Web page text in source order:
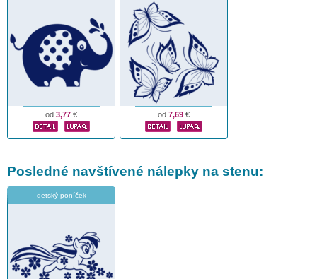
od 3,77 € od 7,69 €
Posledné navštívené nálepky na stenu:
detský poníček